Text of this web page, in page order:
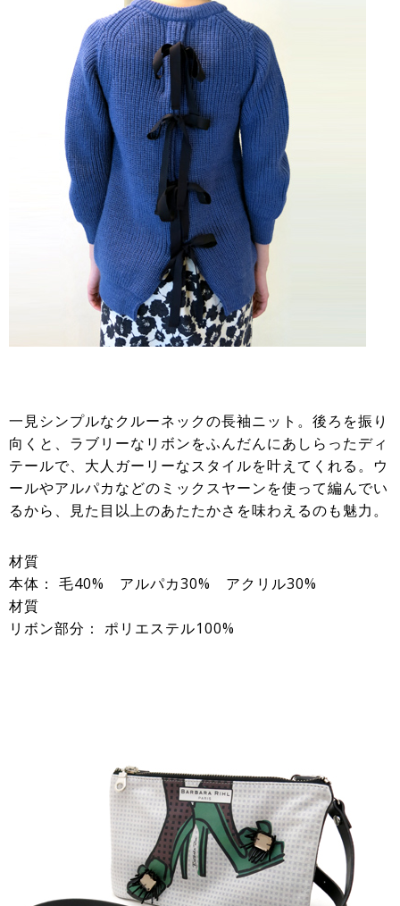
一見シンプルなクルーネックの長袖ニット。後ろを振り
向くと、ラブリーなリボンをふんだんにあしらったディ
テールで、大人ガーリーなスタイルを叶えてくれる。ウ
ールやアルパカなどのミックスヤーンを使って編んでい
るから、見た目以上のあたたかさを味わえるのも魅力。
材質
本体： 毛40% アルパカ30% アクリル30%
材質
リボン部分： ポリエステル100%